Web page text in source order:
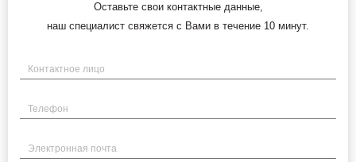
Оставьте свои контактные данные,
наш специалист свяжется с Вами в течение 10 минут.
Имя
Телефон
Электронная почта